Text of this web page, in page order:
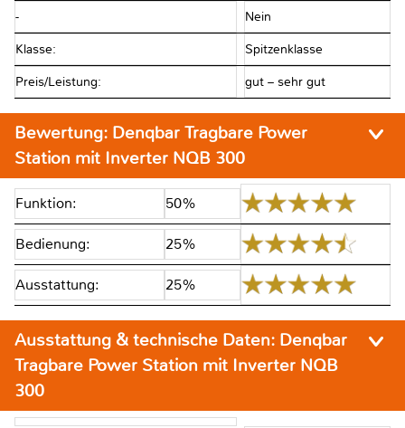
- Nein
Klasse: Spitzenklasse
Preis/Leistung: gut – sehr gut
Bewertung: Denqbar Tragbare Power
Station mit Inverter NQB 300
Funktion: 50%
Bedienung: 25%
Ausstattung: 25%
Ausstattung & technische Daten: Denqbar
Tragbare Power Station mit Inverter NQB
300